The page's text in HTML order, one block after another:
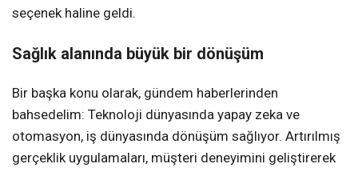
seçenek haline geldi.
Sağlık alanında büyük bir dönüşüm
Bir başka konu olarak, gündem haberlerinden
bahsedelim: Teknoloji dünyasında yapay zeka ve
otomasyon, iş dünyasında dönüşüm sağlıyor. Artırılmış
gerçeklik uygulamaları, müşteri deneyimini geliştirerek